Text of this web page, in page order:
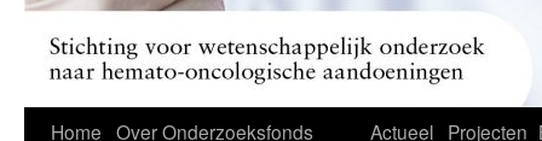
Home Over Onderzoeksfonds
Actueel Projecten